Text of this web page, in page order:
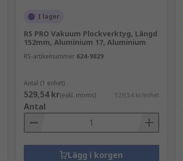
I lager
RS PRO Vakuum Plockverktyg, Längd
152mm, Aluminium 17, Aluminium
RS-artikelnummer 624-9829
Antal (1 enhet)
529,54 kr(exkl. moms) 529,54 kr/enhet
Antal
Lägg i korgen